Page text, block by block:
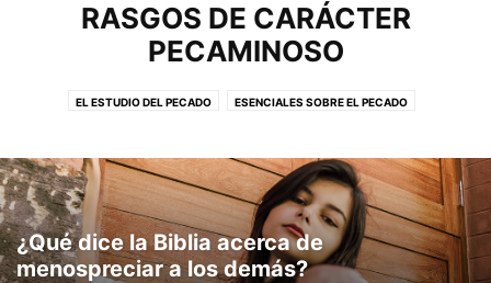
RASGOS DE CARÁCTER
PECAMINOSO
EL ESTUDIO DEL PECADO ESENCIALES SOBRE EL PECADO
RASGOS DE CARÁCTER PECAMINOSO TERMINOLOGÍA DEL PECADO
¿Qué dice la Biblia acerca de
menospreciar a los demás?